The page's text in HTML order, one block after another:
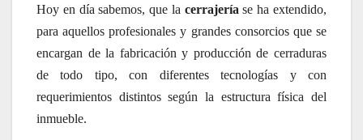
Hoy en día sabemos, que la cerrajería se ha extendido,
para aquellos profesionales y grandes consorcios que se
encargan de la fabricación y producción de cerraduras
de todo tipo, con diferentes tecnologías y con
requerimientos distintos según la estructura física del
inmueble.